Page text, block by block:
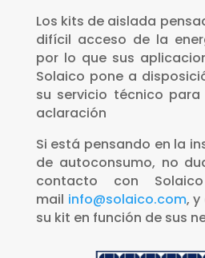
Los kits de aislada
difícil acceso de la
por lo que sus
Solaico pone a
su servicio técnico
aclaración
Si está pensando en la
de autoconsumo, no
contacto con
mail info@solaico.com,
su kit en función de sus